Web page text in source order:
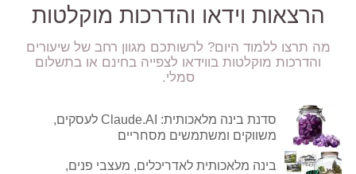
הרצאות וידאו והדרכות מוקלטות
מה תרצו ללמוד היום? לרשותכם מגוון רחב של שיעורים
והדרכות מוקלטות בווידאו לצפייה בחינם או בתשלום
סמלי.
סדנת בינה מלאכותית: Claude.AI לעסקים,
משווקים ומשתמשים מסחריים
בינה מלאכותית לאדריכלים, מעצבי פנים,